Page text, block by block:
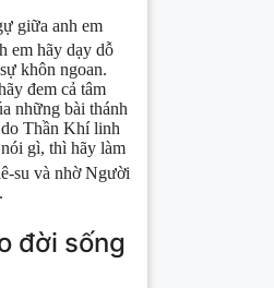
giữa anh em
em hãy dạy dỗ
khôn ngoan.
đem cả tâm
những bài thánh
Thần Khí linh
gì, thì hãy làm
su và nhờ Người
đời sống